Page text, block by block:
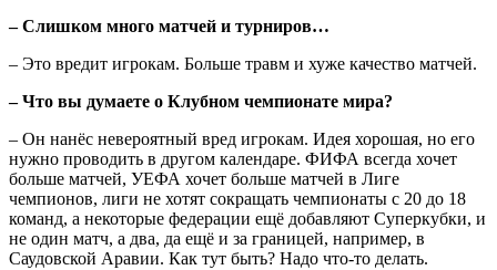
– Слишком много матчей и турниров…
– Это вредит игрокам. Больше травм и хуже качество матчей.
– Что вы думаете о Клубном чемпионате мира?
– Он нанёс невероятный вред игрокам. Идея хорошая, но его
нужно проводить в другом календаре. ФИФА всегда хочет
больше матчей, УЕФА хочет больше матчей в Лиге
чемпионов, лиги не хотят сокращать чемпионаты с 20 до 18
команд, а некоторые федерации ещё добавляют Суперкубки, и
не один матч, а два, да ещё и за границей, например, в
Саудовской Аравии. Как тут быть? Надо что-то делать.